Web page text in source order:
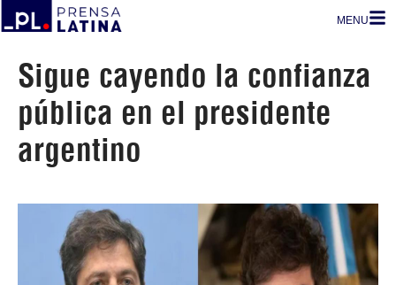
MENU
Sigue cayendo la confianza
pública en el presidente
argentino